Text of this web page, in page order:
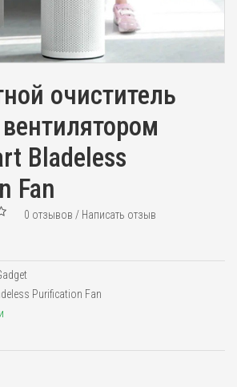
очиститель
Bladeless
Fan
0 отзывов / Написать отзыв
Purification Fan